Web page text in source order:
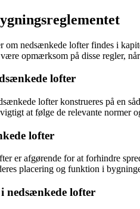
om nedsænkede lofter findes i
opmærksom på disse regler,
lofter
lofter konstrueres på en
at følge de relevante normer
lofter
er afgørende for at forhindre
placering og funktion i
nedsænkede lofter